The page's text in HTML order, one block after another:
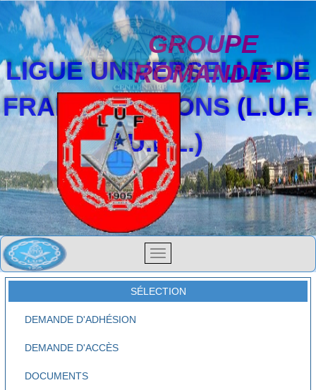
LIGUE UNIVERSELLE DE
FRANCS-MAÇONS (L.U.F.
/ U.F.L.)
GROUPE
ROMANDIE
SÉLECTION
DEMANDE D'ADHÉSION
DEMANDE D'ACCÈS
DOCUMENTS